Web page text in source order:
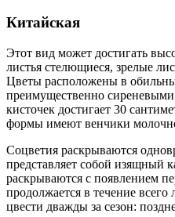
Китайская
Этот вид может достигать
листья стелющиеся, зрелые
Цветы расположены в
преимущественно
кисточек достигает 30
формы имеют венчики
Соцветия раскрываются
представляет собой изящный
раскрываются с появлением
продолжается в течение всего
цвести дважды за сезон: